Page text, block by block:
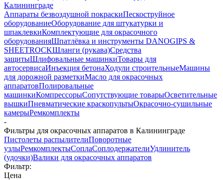
Калининграде
Аппараты безвоздушной покраскиПескоструйное
оборудованиеОборудование для штукатурки и
шпаклевкиКомплектующие для окрасочного
оборудованияШпатлёвка и инструменты DANOGIPS &
SHEETROCKШланги (рукава)Средства
защитыШлифовальные машинкиТовары для
автосервисаИнъекция бетонаХодули строительныеМашины
для дорожной разметкиМасло для окрасочных
аппаратовПолировальные
машинкиКомпрессорыСопутствующие товарыОсветительные
вышкиПневматические краскопультыОкрасочно-сушильные
камерыРемкомплекты
-
Фильтры для окрасочных аппаратов в Калининграде
Пистолеты распылителиПоворотные
узлыРемкомплектыСоплаСоплодержателиУдлинитель
(удочки)Валики для окрасочных аппаратов
Фильтр:
Цена